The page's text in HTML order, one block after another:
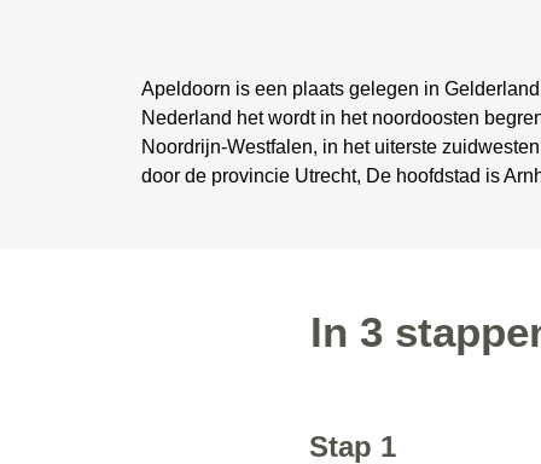
Apeldoorn is een plaats gelegen in
Nederland het wordt in het noordoosten
Noordrijn-Westfalen, in het uiterste
door de provincie Utrecht, De hoofdstad is
In 3
Stap 1